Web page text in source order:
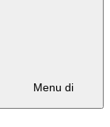
Menu di